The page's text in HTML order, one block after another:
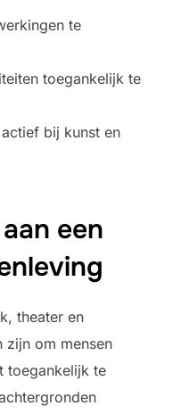
te
toegankelijk te
bij kunst en
een
theater en
zijn om mensen
toegankelijk te